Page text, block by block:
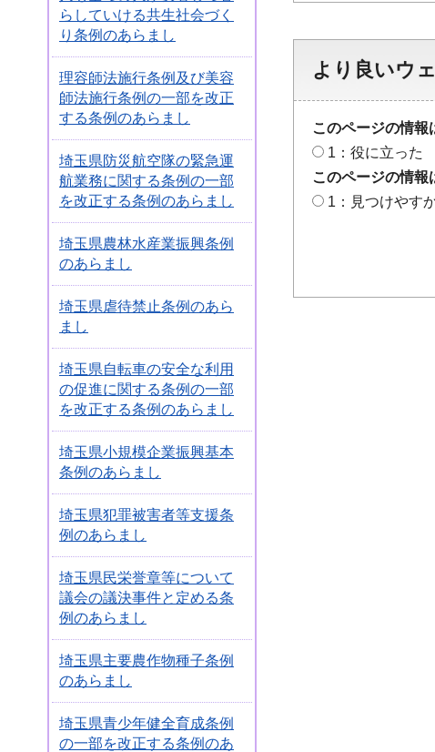
らしていける共生社会づく
り条例のあらまし
理容師法施行条例及び美容
師法施行条例の一部を改正
する条例のあらまし
埼玉県防災航空隊の緊急運
航業務に関する条例の一部
を改正する条例のあらまし
埼玉県農林水産業振興条例
のあらまし
埼玉県虐待禁止条例のあら
まし
埼玉県自転車の安全な利用
の促進に関する条例の一部
を改正する条例のあらまし
埼玉県小規模企業振興基本
条例のあらまし
埼玉県犯罪被害者等支援条
例のあらまし
埼玉県民栄誉章等について
議会の議決事件と定める条
例のあらまし
埼玉県主要農作物種子条例
のあらまし
埼玉県青少年健全育成条例
の一部を改正する条例のあ
より良いウ
このページの情報
1：役に立った
このページの情報
1：見つけやす